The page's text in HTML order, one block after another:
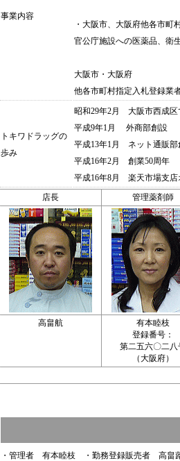
事業内容
・大阪市、大阪府他各市町
官公庁施設への医薬品、衛
大阪市・大阪府
他各市町村指定入札登録業
トキワドラッグの
歩み
昭和29年2月 大阪市西成区
平成9年1月 外商部創設
平成13年1月 ネット通販部
平成16年2月 創業50周年
平成16年8月 楽天市場支店
店長 管理薬剤師
高畠航
有本睦枝
登録番号：
第二五六〇二八
（大阪府）
・管理者 有本睦枝 ・勤務登録販売者 高